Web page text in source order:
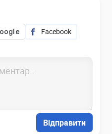
Facebook
Відправити